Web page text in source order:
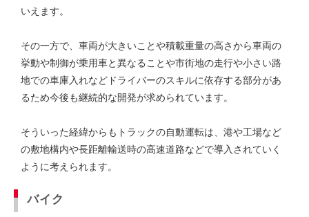
いえます。
その一方で、車両が大きいことや積載重量の高さから車両の
挙動や制御が乗用車と異なることや市街地の走行や小さい路
地での車庫入れなどドライバーのスキルに依存する部分があ
るため今後も継続的な開発が求められています。
そういった経緯からもトラックの自動運転は、港や工場など
の敷地構内や長距離輸送時の高速道路などで導入されていく
ように考えられます。
バイク